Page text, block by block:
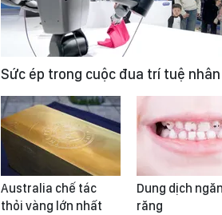
Sức ép trong cuộc đua trí tuệ
Australia chế tác
thỏi vàng lớn nhất
Dung dịch
răng